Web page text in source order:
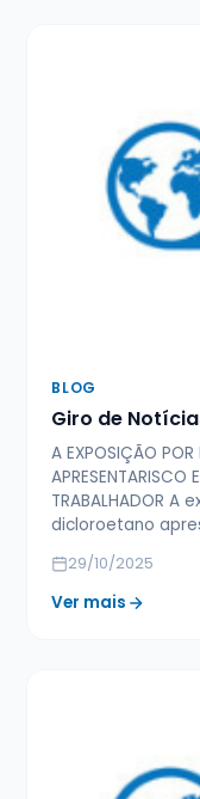
BLOG
Giro de
A EXPOSIÇÃO
APRESENTARISCO
TRABALHADOR
dicloroetano
29/10/2025
Ver mais